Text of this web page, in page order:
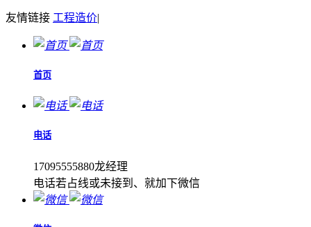
友情链接 工程造价|
首页
电话
17095555880龙经理
电话若占线或未接到、就加下微信